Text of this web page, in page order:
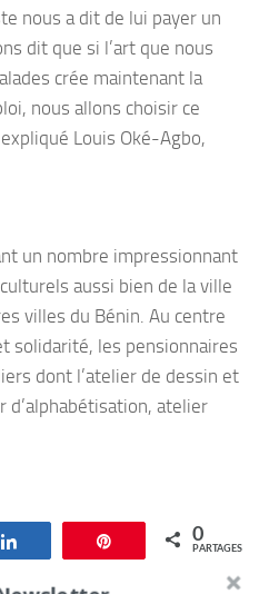
nous a dit de lui payer un
dit que si l’art que nous
crée maintenant la
nous allons choisir ce
Louis Oké-Agbo,
un nombre impressionnant
aussi bien de la ville
villes du Bénin. Au centre
solidarité, les pensionnaires
dont l’atelier de dessin et
d’alphabétisation, atelier
Épingle 0
PARTAGES